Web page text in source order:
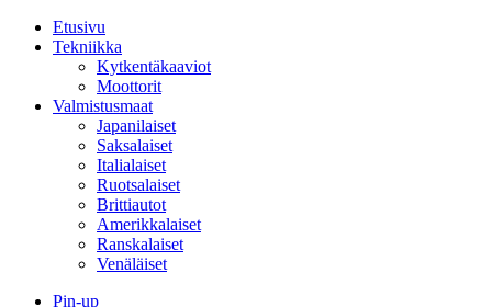
Etusivu
Tekniikka
Kytkentäkaaviot
Moottorit
Valmistusmaat
Japanilaiset
Saksalaiset
Italialaiset
Ruotsalaiset
Brittiautot
Amerikkalaiset
Ranskalaiset
Venäläiset
Pin-up